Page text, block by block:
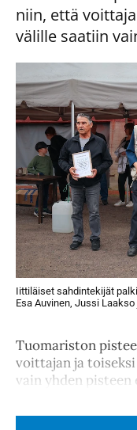
niin, että
välille saatiin
Iittiläiset sahdintekijät
Esa Auvinen, Jussi
Tuomariston
voittajan ja
vain yhden pisteen